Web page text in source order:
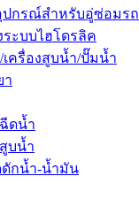
ปกรณ์สำหรับอู่ซ่อมรถ
ระบบไฮโดรลิค
เครื่องสูบน้ำ/ปั๊มน้ำ
า
ดน้ำ
บน้ำ
กน้ำ-น้ำมัน